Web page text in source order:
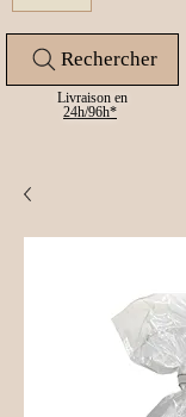
Livraison en
24h/96h*
Rechercher